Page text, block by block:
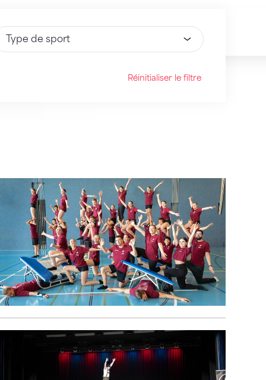
une option
Réinitialiser le filtre